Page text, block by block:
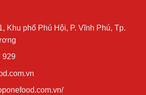
Khu phố Phú Hội, P. Vĩnh Phú, Tp.
929